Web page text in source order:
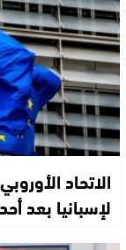
الاتحاد
لإسبانيا بعد